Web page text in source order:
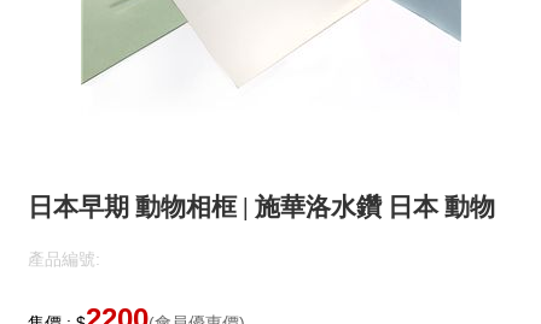
日本早期 動物相框 | 施華洛水鑽 日本 動物
產品編號: